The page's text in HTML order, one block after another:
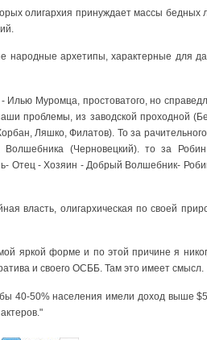
олигархия принуждает массы бедных
народные архетипы, характерные для
Илью Муромца, простоватого, но
проблемы, из заводской проходной
Ляшко, Филатов). То за
(Черновецкий). то за Робин
Отец - Хозяин - Добрый Волшебник-
власть, олигархическая по своей
яркой форме и по этой причине я
и своего ОСББ. Там это имеет смысл.
40-50% населения имели доход выше